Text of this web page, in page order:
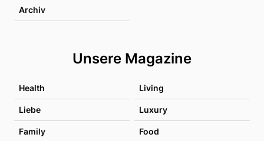
Archiv
Unsere Magazine
Health Living
Liebe Luxury
Family Food